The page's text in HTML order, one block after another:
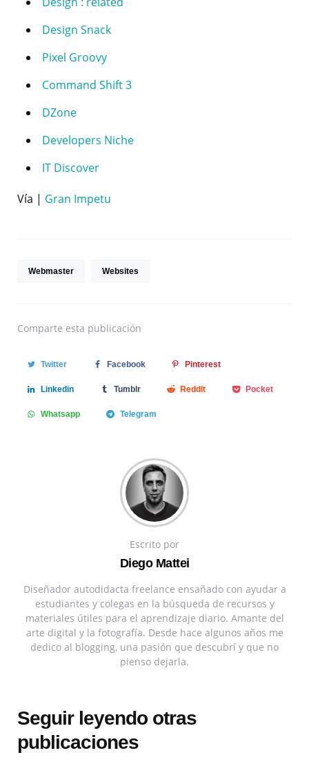
Design Snack
Pixel Groovy
Command Shift 3
DZone
Developers Niche
IT Discover
Vía | Gran Impetu
Webmaster Websites
Comparte esta publicación
Twitter Facebook Pinterest
Linkedin Tumblr Reddit Pocket
Whatsapp Telegram
Escrito por
Diego Mattei
Diseñador autodidacta freelance ensañado con ayudar a
estudiantes y colegas en la búsqueda de recursos y
materiales útiles para el aprendizaje diario. Amante del
arte digital y la fotografía. Desde hace algunos años me
dedico al blogging, una pasión que descubrí y que no
pienso dejarla.
Seguir leyendo otras
publicaciones